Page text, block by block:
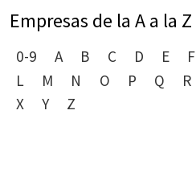
Empresas de la A a la Z
0-9 A B C D E F
L
M N O P Q R
X
Y Z